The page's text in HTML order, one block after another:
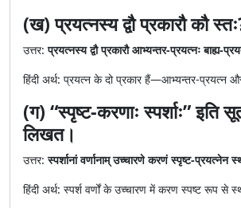
(ख) प्रयत्नस्य द्वौ प्रकारौ कौ
उत्तर:प्रयत्नस्य द्वौ प्रकारौ आभ्यन्तर-प्रयत्नः बाह्य-
हिंदी अर्थ: प्रयत्न के दो प्रकार हैं—आभ्यन्तर-प्रयत्न
(ग) “स्पृष्ट-करणाः स्पर्शाः” इति
लिखत।
उत्तर:स्पर्शानां वर्णानाम् उच्चारणे करणं स्पृष्ट-प्रयत्नेन
हिंदी अर्थ: स्पर्श वर्णों के उच्चारण में करण स्पष्ट रूप से